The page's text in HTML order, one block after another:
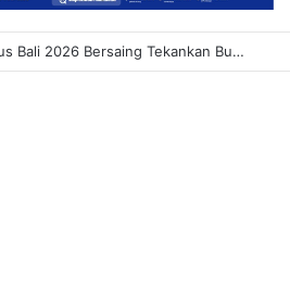
18 Finalis Jegeg Bagus Bali 2026 Bersaing Tekankan Budaya Dan Pariwisata Berkelanjutan